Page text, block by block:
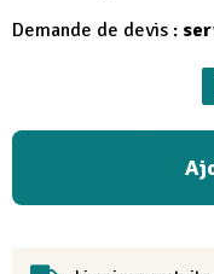
Demande de devis :